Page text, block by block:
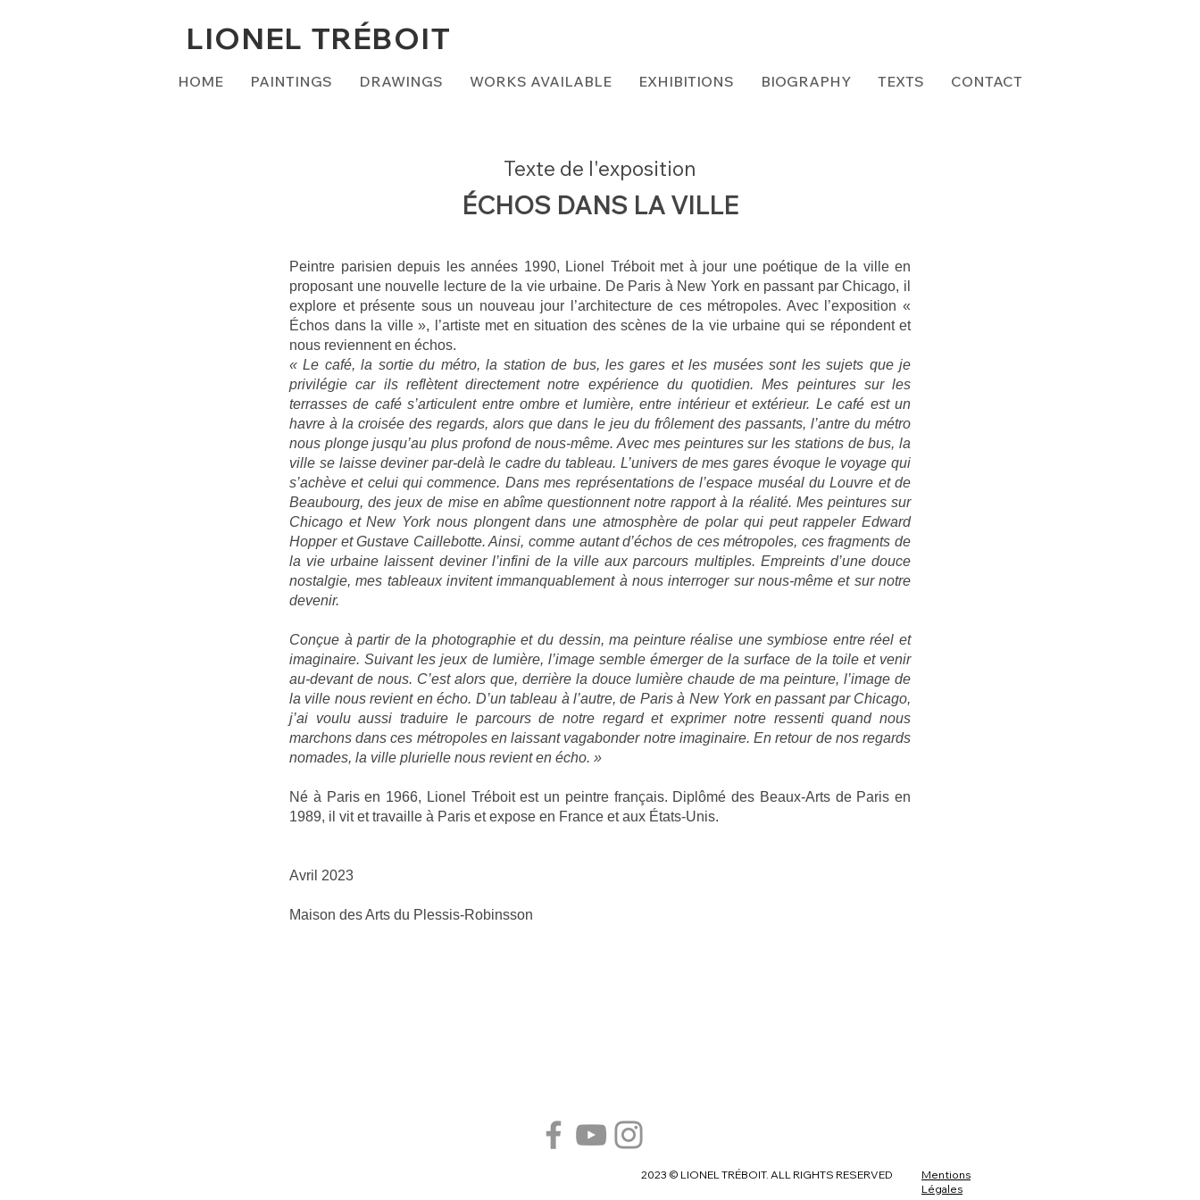
LIONEL TRÉBOIT
HOME PAINTINGS DRAWINGS WORKS AVAILABLE EXHIBITIONS BIOGRAPHY TEXTS CONTACT
Texte de l'exposition
​ÉCHOS DANS LA VILLE
Peintre parisien depuis les années 1990, Lionel Tréboit met à jour une poétique de la ville en
proposant une nouvelle lecture de la vie urbaine. De Paris à New York en passant par Chicago, il
explore et présente sous un nouveau jour l’architecture de ces métropoles. Avec l’exposition «
Échos dans la ville », l’artiste met en situation des scènes de la vie urbaine qui se répondent et
nous reviennent en échos.
« Le café, la sortie du métro, la station de bus, les gares et les musées sont les sujets que je
privilégie car ils reflètent directement notre expérience du quotidien. Mes peintures sur les
terrasses de café s’articulent entre ombre et lumière, entre intérieur et extérieur. Le café est un
havre à la croisée des regards, alors que dans le jeu du frôlement des passants, l’antre du métro
nous plonge jusqu’au plus profond de nous-même. Avec mes peintures sur les stations de bus, la
ville se laisse deviner par-delà le cadre du tableau. L’univers de mes gares évoque le voyage qui
s’achève et celui qui commence. Dans mes représentations de l’espace muséal du Louvre et de
Beaubourg, des jeux de mise en abîme questionnent notre rapport à la réalité. Mes peintures sur
Chicago et New York nous plongent dans une atmosphère de polar qui peut rappeler Edward
Hopper et Gustave Caillebotte. Ainsi, comme autant d’échos de ces métropoles, ces fragments de
la vie urbaine laissent deviner l’infini de la ville aux parcours multiples. Empreints d’une douce
nostalgie, mes tableaux invitent immanquablement à nous interroger sur nous-même et sur notre
devenir.
Conçue à partir de la photographie et du dessin, ma peinture réalise une symbiose entre réel et
imaginaire. Suivant les jeux de lumière, l’image semble émerger de la surface de la toile et venir
au-devant de nous. C’est alors que, derrière la douce lumière chaude de ma peinture, l’image de
la ville nous revient en écho. D’un tableau à l’autre, de Paris à New York en passant par Chicago,
j’ai voulu aussi traduire le parcours de notre regard et exprimer notre ressenti quand nous
marchons dans ces métropoles en laissant vagabonder notre imaginaire. En retour de nos regards
nomades, la ville plurielle nous revient en écho. »
Né à Paris en 1966, Lionel Tréboit est un peintre français. Diplômé des Beaux-Arts de Paris en
1989, il vit et travaille à Paris et expose en France et aux États-Unis.
Avril 2023
Maison des Arts du Plessis-Robinsson
2023 © LIONEL TRÉBOIT. ALL RIGHTS RESERVED
Mentions
Légales